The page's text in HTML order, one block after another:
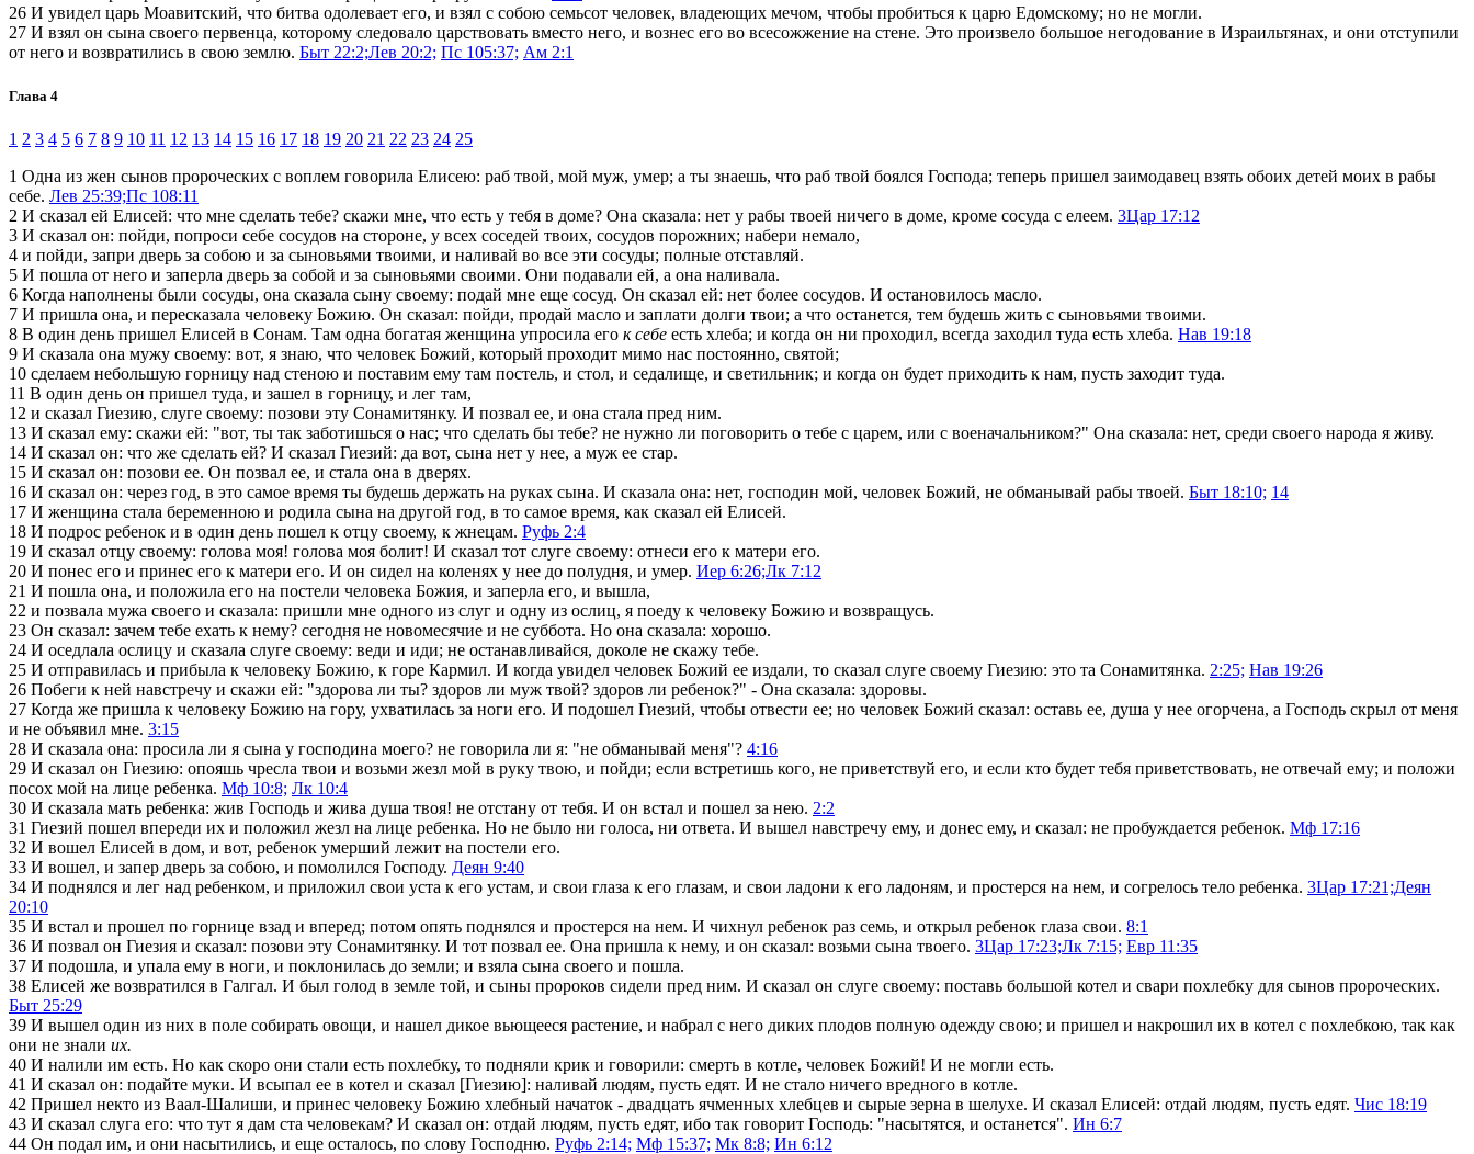
26 И увидел царь Моавитский, что битва одолевает его, и взял с собою семьсот человек, владеющих мечом, чтобы пробиться к царю Едомскому; но не могли.
27 И взял он сына своего первенца, которому следовало царствовать вместо него, и вознес его во всесожжение на стене. Это произвело большое негодование в Израильтянах, и они отступили
от него и возвратились в свою землю. Быт 22:2;Лев 20:2; Пс 105:37; Ам 2:1
Глава 4
1 2 3 4 5 6 7 8 9 10 11 12 13 14 15 16 17 18 19 20 21 22 23 24 25
1 Одна из жен сынов пророческих с воплем говорила Елисею: раб твой, мой муж, умер; а ты знаешь, что раб твой боялся Господа; теперь пришел заимодавец взять обоих детей моих в рабы
себе. Лев 25:39;Пс 108:11
2 И сказал ей Елисей: что мне сделать тебе? скажи мне, что есть у тебя в доме? Она сказала: нет у рабы твоей ничего в доме, кроме сосуда с елеем. 3Цар 17:12
3 И сказал он: пойди, попроси себе сосудов на стороне, у всех соседей твоих, сосудов порожних; набери немало,
4 и пойди, запри дверь за собою и за сыновьями твоими, и наливай во все эти сосуды; полные отставляй.
5 И пошла от него и заперла дверь за собой и за сыновьями своими. Они подавали ей, а она наливала.
6 Когда наполнены были сосуды, она сказала сыну своему: подай мне еще сосуд. Он сказал ей: нет более сосудов. И остановилось масло.
7 И пришла она, и пересказала человеку Божию. Он сказал: пойди, продай масло и заплати долги твои; а что останется, тем будешь жить с сыновьями твоими.
8 В один день пришел Елисей в Сонам. Там одна богатая женщина упросила его к себе есть хлеба; и когда он ни проходил, всегда заходил туда есть хлеба. Нав 19:18
9 И сказала она мужу своему: вот, я знаю, что человек Божий, который проходит мимо нас постоянно, святой;
10 сделаем небольшую горницу над стеною и поставим ему там постель, и стол, и седалище, и светильник; и когда он будет приходить к нам, пусть заходит туда.
11 В один день он пришел туда, и зашел в горницу, и лег там,
12 и сказал Гиезию, слуге своему: позови эту Сонамитянку. И позвал ее, и она стала пред ним.
13 И сказал ему: скажи ей: "вот, ты так заботишься о нас; что сделать бы тебе? не нужно ли поговорить о тебе с царем, или с военачальником?" Она сказала: нет, среди своего народа я живу.
14 И сказал он: что же сделать ей? И сказал Гиезий: да вот, сына нет у нее, а муж ее стар.
15 И сказал он: позови ее. Он позвал ее, и стала она в дверях.
16 И сказал он: через год, в это самое время ты будешь держать на руках сына. И сказала она: нет, господин мой, человек Божий, не обманывай рабы твоей. Быт 18:10; 14
17 И женщина стала беременною и родила сына на другой год, в то самое время, как сказал ей Елисей.
18 И подрос ребенок и в один день пошел к отцу своему, к жнецам. Руфь 2:4
19 И сказал отцу своему: голова моя! голова моя болит! И сказал тот слуге своему: отнеси его к матери его.
20 И понес его и принес его к матери его. И он сидел на коленях у нее до полудня, и умер. Иер 6:26;Лк 7:12
21 И пошла она, и положила его на постели человека Божия, и заперла его, и вышла,
22 и позвала мужа своего и сказала: пришли мне одного из слуг и одну из ослиц, я поеду к человеку Божию и возвращусь.
23 Он сказал: зачем тебе ехать к нему? сегодня не новомесячие и не суббота. Но она сказала: хорошо.
24 И оседлала ослицу и сказала слуге своему: веди и иди; не останавливайся, доколе не скажу тебе.
25 И отправилась и прибыла к человеку Божию, к горе Кармил. И когда увидел человек Божий ее издали, то сказал слуге своему Гиезию: это та Сонамитянка. 2:25; Нав 19:26
26 Побеги к ней навстречу и скажи ей: "здорова ли ты? здоров ли муж твой? здоров ли ребенок?" - Она сказала: здоровы.
27 Когда же пришла к человеку Божию на гору, ухватилась за ноги его. И подошел Гиезий, чтобы отвести ее; но человек Божий сказал: оставь ее, душа у нее огорчена, а Господь скрыл от меня
и не объявил мне. 3:15
28 И сказала она: просила ли я сына у господина моего? не говорила ли я: "не обманывай меня"? 4:16
29 И сказал он Гиезию: опояшь чресла твои и возьми жезл мой в руку твою, и пойди; если встретишь кого, не приветствуй его, и если кто будет тебя приветствовать, не отвечай ему; и положи
посох мой на лице ребенка. Мф 10:8; Лк 10:4
30 И сказала мать ребенка: жив Господь и жива душа твоя! не отстану от тебя. И он встал и пошел за нею. 2:2
31 Гиезий пошел впереди их и положил жезл на лице ребенка. Но не было ни голоса, ни ответа. И вышел навстречу ему, и донес ему, и сказал: не пробуждается ребенок. Мф 17:16
32 И вошел Елисей в дом, и вот, ребенок умерший лежит на постели его.
33 И вошел, и запер дверь за собою, и помолился Господу. Деян 9:40
34 И поднялся и лег над ребенком, и приложил свои уста к его устам, и свои глаза к его глазам, и свои ладони к его ладоням, и простерся на нем, и согрелось тело ребенка. 3Цар 17:21;Деян
20:10
35 И встал и прошел по горнице взад и вперед; потом опять поднялся и простерся на нем. И чихнул ребенок раз семь, и открыл ребенок глаза свои. 8:1
36 И позвал он Гиезия и сказал: позови эту Сонамитянку. И тот позвал ее. Она пришла к нему, и он сказал: возьми сына твоего. 3Цар 17:23;Лк 7:15; Евр 11:35
37 И подошла, и упала ему в ноги, и поклонилась до земли; и взяла сына своего и пошла.
38 Елисей же возвратился в Галгал. И был голод в земле той, и сыны пророков сидели пред ним. И сказал он слуге своему: поставь большой котел и свари похлебку для сынов пророческих.
Быт 25:29
39 И вышел один из них в поле собирать овощи, и нашел дикое вьющееся растение, и набрал с него диких плодов полную одежду свою; и пришел и накрошил их в котел с похлебкою, так как
они не знали их.
40 И налили им есть. Но как скоро они стали есть похлебку, то подняли крик и говорили: смерть в котле, человек Божий! И не могли есть.
41 И сказал он: подайте муки. И всыпал ее в котел и сказал [Гиезию]: наливай людям, пусть едят. И не стало ничего вредного в котле.
42 Пришел некто из Ваал-Шалиши, и принес человеку Божию хлебный начаток - двадцать ячменных хлебцев и сырые зерна в шелухе. И сказал Елисей: отдай людям, пусть едят. Чис 18:19
43 И сказал слуга его: что тут я дам ста человекам? И сказал он: отдай людям, пусть едят, ибо так говорит Господь: "насытятся, и останется". Ин 6:7
44 Он подал им, и они насытились, и еще осталось, по слову Господню. Руфь 2:14; Мф 15:37; Мк 8:8; Ин 6:12